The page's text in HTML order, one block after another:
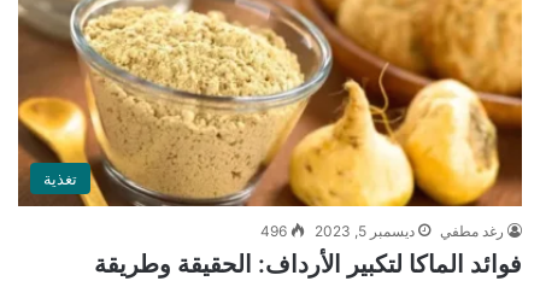
تغذية
رغد مطفي ديسمبر 5, 2023 496
فوائد الماكا لتكبير الأرداف: الحقيقة وطريقة